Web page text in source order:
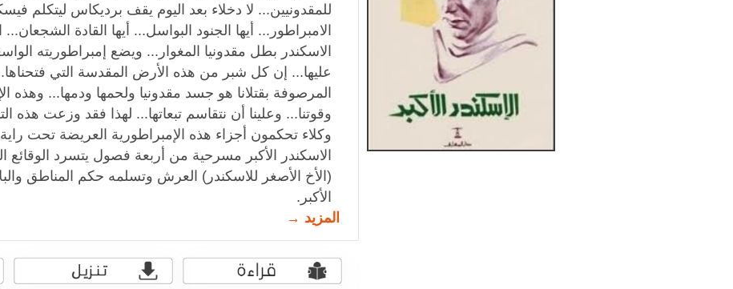
للمقدونيين... لا دخلاء بعد اليوم يقف برديكاس ليتكلم
الامبراطور... أيها الجنود البواسل... أيها القادة
الاسكندر بطل مقدونيا المغوار... ويضع إمبراطوريته
عليها... إن كل شبر من هذه الأرض المقدسة التي
المرصوفة بقتلانا هو جسد مقدونيا ولحمها ودمها... وهذه
وقوتنا... وعلينا أن نتقاسم تبعاتها... لهذا فقد وزعت هذه
وكلاء تحكمون أجزاء هذه الإمبراطورية العريضة تحت
الاسكندر الأكبر مسرحية من أربعة فصول يتسرد الوقائع
(الأخ الأصغر للاسكندر) العرش وتسلمه حكم المناطق
الأكبر.
المزيد →